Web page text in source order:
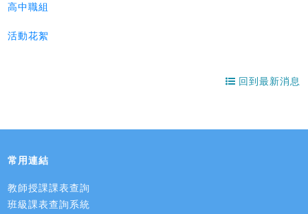
高中職組
活動花絮
回到最新消息
常用連結
教師授課課表查詢
班級課表查詢系統